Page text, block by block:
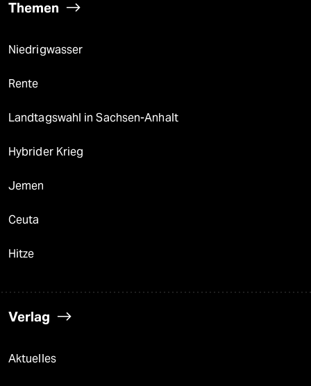
Themen
Niedrigwasser
Rente
Landtagswahl in Sachsen-Anhalt
Hybrider Krieg
Jemen
Ceuta
Hitze
Verlag
Aktuelles